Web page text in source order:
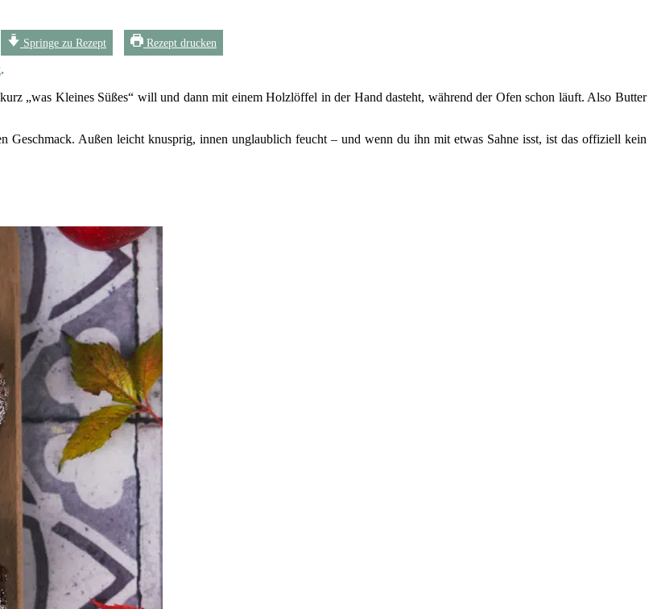
Springe zu Rezept Rezept drucken
„was Kleines Süßes“ will und dann mit einem Holzlöffel in der Hand dasteht, während der Ofen schon läuft. Also Butter
Geschmack. Außen leicht knusprig, innen unglaublich feucht – und wenn du ihn mit etwas Sahne isst, ist das offiziell kein